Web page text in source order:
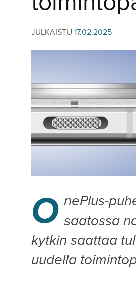
JULKAISTU 17.02.2025
O nePlus-
saatossa
kytkin saattaa
uudella